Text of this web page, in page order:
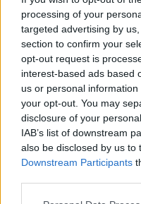
processing of your
targeted advertising by
section to confirm your
opt-out request is
interest-based ads based
us or personal
your opt-out. You may
disclosure of your
IAB’s list of downstream
also be disclosed by us to
Downstream Participants